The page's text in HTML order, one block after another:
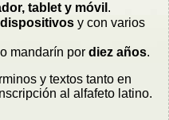
tablet y móvil .
y con varios
mandarín por diez años.
y textos tanto en
al alfafeto latino.